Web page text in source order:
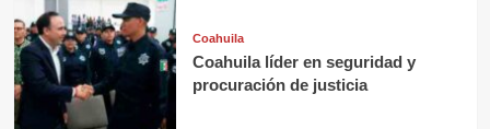
Coahuila
Coahuila líder en seguridad y
procuración de justicia